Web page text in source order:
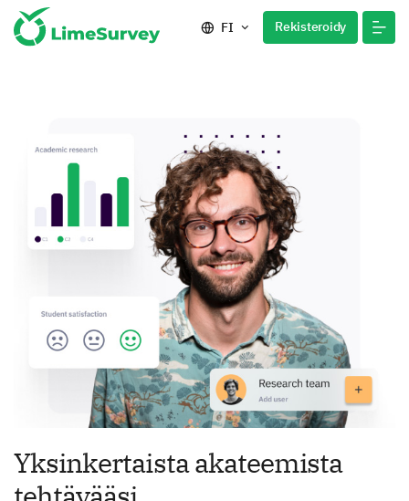
FI Rekisteroidy
Yksinkertaista akateemista